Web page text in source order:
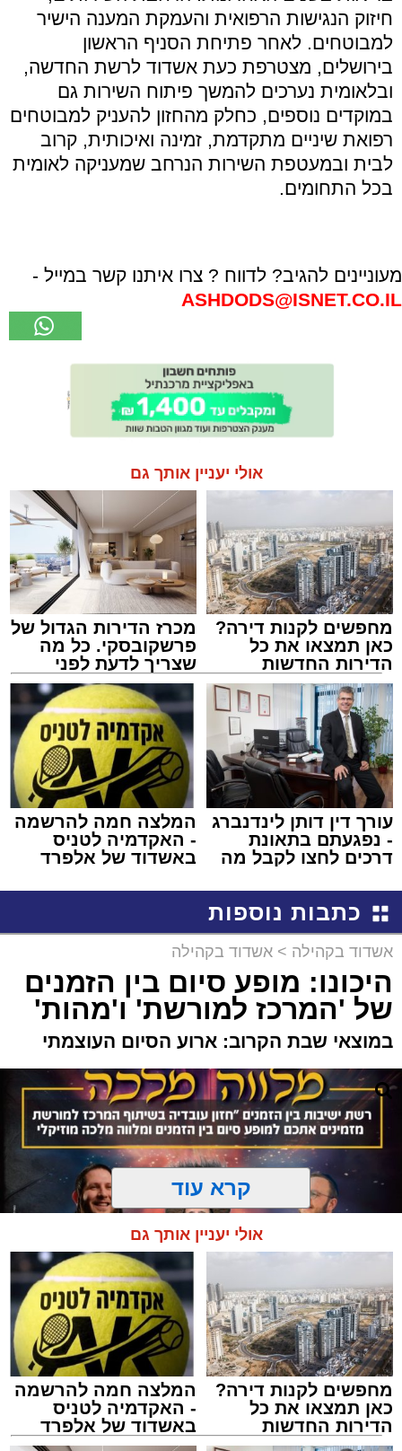
חיזוק הנגישות הרפואית והעמקת המענה הישיר
למבוטחים. לאחר פתיחת הסניף הראשון
בירושלים, מצטרפת כעת אשדוד לרשת החדשה,
ובלאומית נערכים להמשך פיתוח השירות גם
במוקדים נוספים, כחלק מהחזון להעניק למבוטחים
רפואת שיניים מתקדמת, זמינה ואיכותית, קרוב
לבית ובמעטפת השירות הנרחב שמעניקה לאומית
בכל התחומים.
מעוניינים להגיב? לדווח ? צרו איתנו קשר במייל -
ASHDODS@ISNET.CO.IL
אולי יעניין אותך גם
מחפשים לקנות דירה?
כאן תמצאו את כל
הדירות החדשות
למכירה באשדוד >>>
מכרז הדירות הגדול של
פרשקובסקי. כל מה
שצריך לדעת לפני
שמגישים הצעה לדירה
באשדוד
עורך דין דותן לינדנברג
- נפגעתם בתאונת
דרכים לחצו לקבל מה
המלצה חמה להרשמה
- האקדמיה לטניס
באשדוד של אלפרד
כתבות נוספות
אשדוד בקהילה > אשדוד בקהילה
היכונו: מופע סיום בין הזמנים
של 'המרכז למורשת' ו'מהות'
במוצאי שבת הקרוב: ארוע הסיום העוצמתי
המרכז למורשת
מנהל האתר / 10:42 06.08.26
קרא עוד
אולי יעניין אותך גם
מחפשים לקנות דירה?
כאן תמצאו את כל
הדירות החדשות
למכירה באשדוד >>>
המלצה חמה להרשמה
- האקדמיה לטניס
באשדוד של אלפרד
קריאולנסקי - לילדים